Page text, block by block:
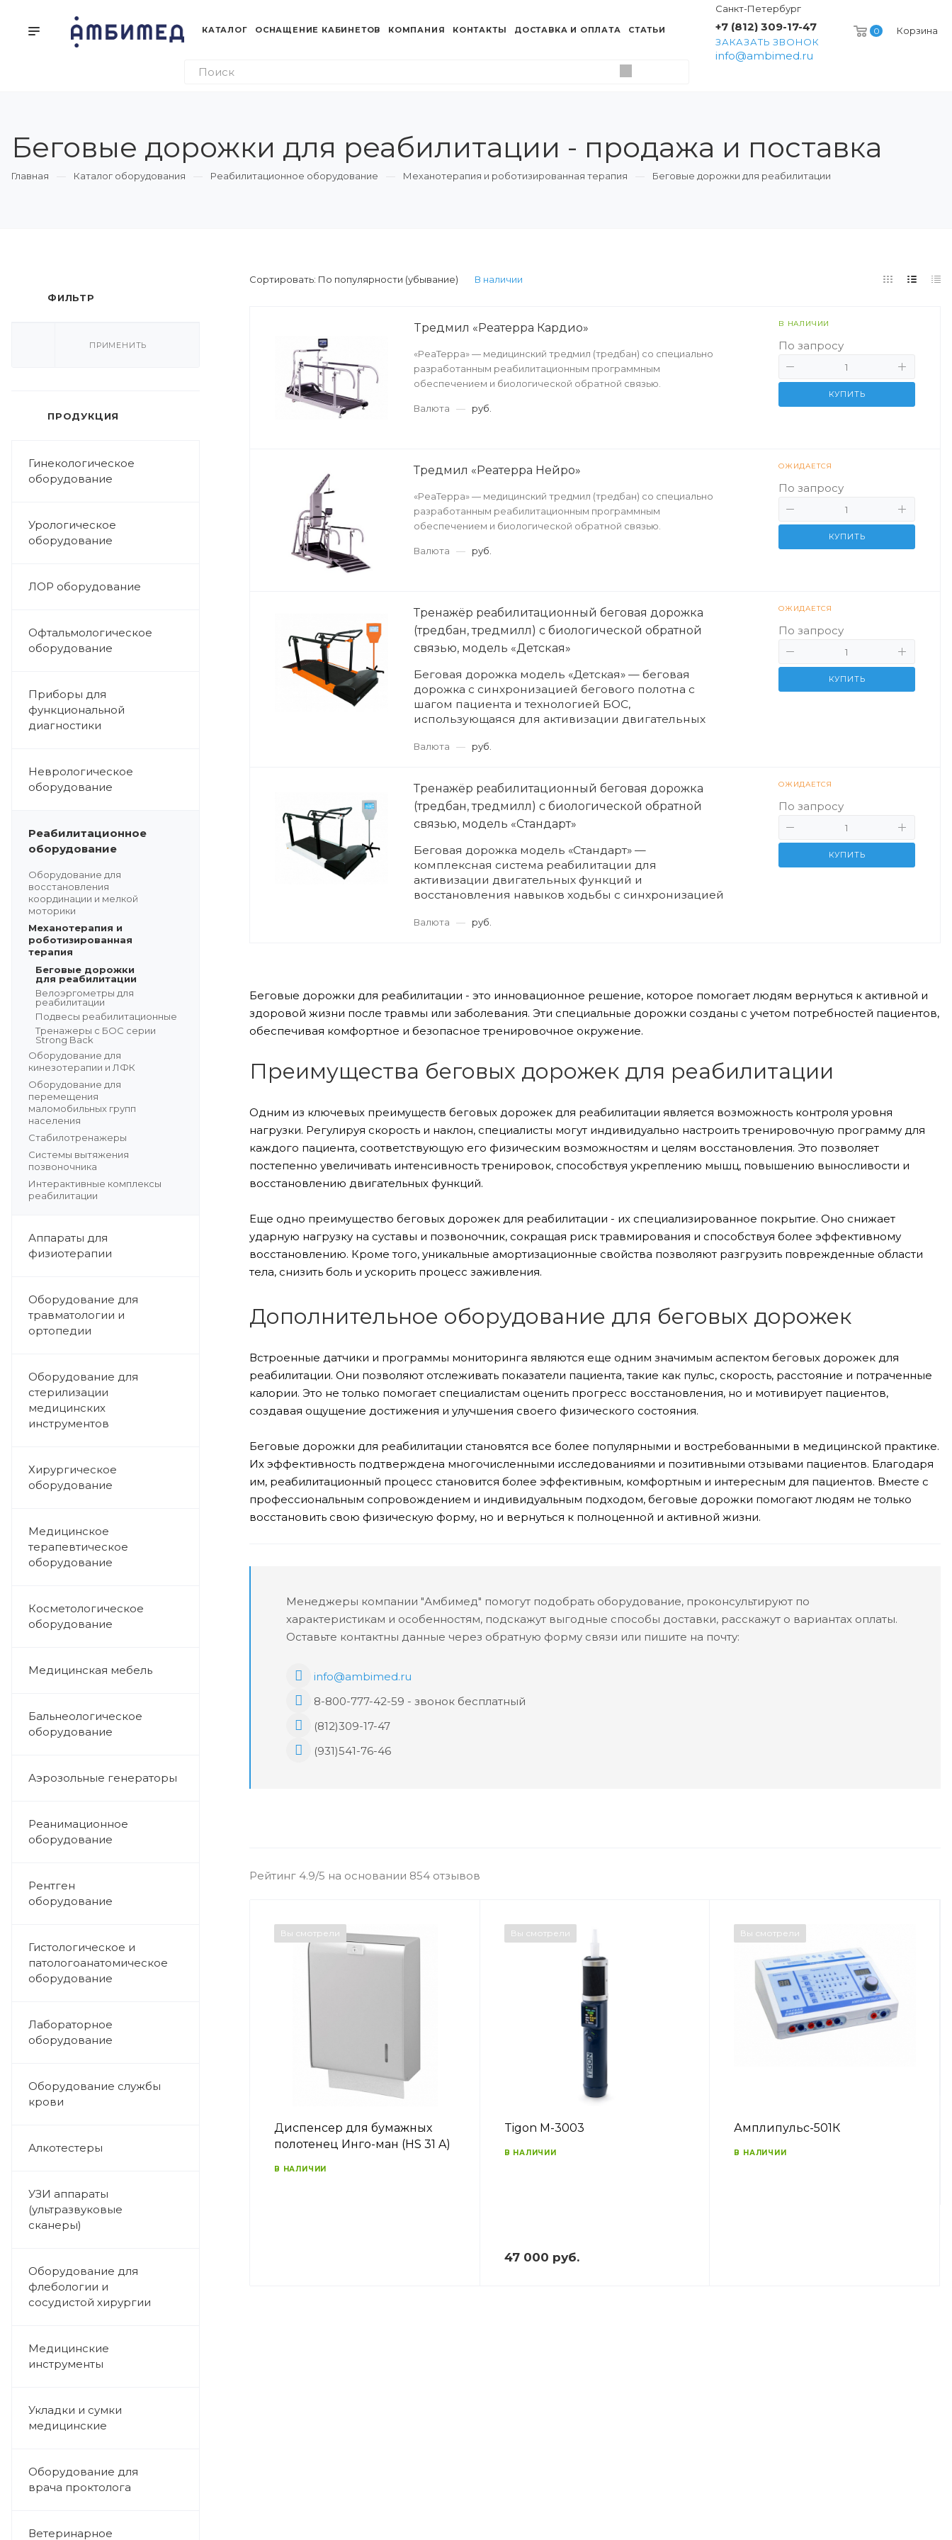
0 Корзина
Санкт-Петербург
+7 (812) 309-17-47
ЗАКАЗАТЬ ЗВОНОК
info@ambimed.ru
КАТАЛОГ ОСНАЩЕНИЕ КАБИНЕТОВ КОМПАНИЯ КОНТАКТЫ ДОСТАВКА И ОПЛАТА СТАТЬИ
Беговые дорожки для реабилитации - продажа и поставка
Главная Каталог оборудования Реабилитационное оборудование Механотерапия и роботизированная терапия Беговые дорожки для реабилитации
ФИЛЬТР
ПРИМЕНИТЬ
ПРОДУКЦИЯ
Гинекологическое
оборудование
Урологическое
оборудование
ЛОР оборудование
Офтальмологическое
оборудование
Приборы для
функциональной
диагностики
Неврологическое
оборудование
Реабилитационное
оборудование
Оборудование для
восстановления
координации и мелкой
моторики
Механотерапия и
роботизированная
терапия
Беговые дорожки
для реабилитации
Велоэргометры для
реабилитации
Подвесы реабилитационные
Тренажеры с БОС серии
Strong Back
Оборудование для
кинезотерапии и ЛФК
Оборудование для
перемещения
маломобильных групп
населения
Стабилотренажеры
Системы вытяжения
позвоночника
Интерактивные комплексы
реабилитации
Аппараты для
физиотерапии
Оборудование для
травматологии и
ортопедии
Оборудование для
стерилизации
медицинских
инструментов
Хирургическое
оборудование
Медицинское
терапевтическое
оборудование
Косметологическое
оборудование
Медицинская мебель
Бальнеологическое
оборудование
Аэрозольные генераторы
Реанимационное
оборудование
Рентген
оборудование
Гистологическое и
патологоанатомическое
оборудование
Лабораторное
оборудование
Оборудование службы
крови
Алкотестеры
УЗИ аппараты
(ультразвуковые
сканеры)
Оборудование для
флебологии и
сосудистой хирургии
Медицинские
инструменты
Укладки и сумки
медицинские
Оборудование для
врача проктолога
Ветеринарное
Сортировать: По популярности (убывание) В наличии
Tредмил «Реатерра Кардио»
«РеаТерра» — медицинский тредмил (тредбан) со специально
разработанным реабилитационным программным
обеспечением и биологической обратной связью.
Валюта — руб.
В НАЛИЧИИ
По запросу
КУПИТЬ
Тредмил «Реатерра Нейро»
«РеаТерра» — медицинский тредмил (тредбан) со специально
разработанным реабилитационным программным
обеспечением и биологической обратной связью.
Валюта — руб.
ОЖИДАЕТСЯ
По запросу
КУПИТЬ
Тренажёр реабилитационный беговая дорожка
(тредбан, тредмилл) с биологической обратной
связью, модель «Детская»
Беговая дорожка модель «Детская» — беговая
дорожка с синхронизацией бегового полотна с
шагом пациента и технологией БОС,
использующаяся для активизации двигательных
Валюта — руб.
ОЖИДАЕТСЯ
По запросу
КУПИТЬ
Тренажёр реабилитационный беговая дорожка
(тредбан, тредмилл) с биологической обратной
связью, модель «Стандарт»
Беговая дорожка модель «Стандарт» —
комплексная система реабилитации для
активизации двигательных функций и
восстановления навыков ходьбы с синхронизацией
БОС, позволяющая лечащему...
Валюта — руб.
ОЖИДАЕТСЯ
По запросу
КУПИТЬ
Беговые дорожки для реабилитации - это инновационное решение, которое помогает людям вернуться к активной и
здоровой жизни после травмы или заболевания. Эти специальные дорожки созданы с учетом потребностей пациентов,
обеспечивая комфортное и безопасное тренировочное окружение.
Преимущества беговых дорожек для реабилитации
Одним из ключевых преимуществ беговых дорожек для реабилитации является возможность контроля уровня
нагрузки. Регулируя скорость и наклон, специалисты могут индивидуально настроить тренировочную программу для
каждого пациента, соответствующую его физическим возможностям и целям восстановления. Это позволяет
постепенно увеличивать интенсивность тренировок, способствуя укреплению мышц, повышению выносливости и
восстановлению двигательных функций.
Еще одно преимущество беговых дорожек для реабилитации - их специализированное покрытие. Оно снижает
ударную нагрузку на суставы и позвоночник, сокращая риск травмирования и способствуя более эффективному
восстановлению. Кроме того, уникальные амортизационные свойства позволяют разгрузить поврежденные области
тела, снизить боль и ускорить процесс заживления.
Дополнительное оборудование для беговых дорожек
Встроенные датчики и программы мониторинга являются еще одним значимым аспектом беговых дорожек для
реабилитации. Они позволяют отслеживать показатели пациента, такие как пульс, скорость, расстояние и потраченные
калории. Это не только помогает специалистам оценить прогресс восстановления, но и мотивирует пациентов,
создавая ощущение достижения и улучшения своего физического состояния.
Беговые дорожки для реабилитации становятся все более популярными и востребованными в медицинской практике.
Их эффективность подтверждена многочисленными исследованиями и позитивными отзывами пациентов. Благодаря
им, реабилитационный процесс становится более эффективным, комфортным и интересным для пациентов. Вместе с
профессиональным сопровождением и индивидуальным подходом, беговые дорожки помогают людям не только
восстановить свою физическую форму, но и вернуться к полноценной и активной жизни.
Менеджеры компании "Амбимед" помогут подобрать оборудование, проконсультируют по
характеристикам и особенностям, подскажут выгодные способы доставки, расскажут о вариантах оплаты.
Оставьте контактны данные через обратную форму связи или пишите на почту:
info@ambimed.ru
8-800-777-42-59 - звонок бесплатный
(812)309-17-47
(931)541-76-46
Рейтинг 4.9/5 на основании 854 отзывов
Вы смотрели
Диспенсер для бумажных
полотенец Инго-ман (HS 31 A)
В НАЛИЧИИ
Вы смотрели
Tigon M-3003
В НАЛИЧИИ
47 000 руб.
Вы смотрели
Амплипульс-501К
В НАЛИЧИИ